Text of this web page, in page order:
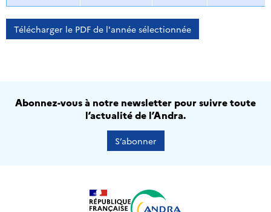
Télécharger le PDF de l'année sélectionnée
Abonnez-vous à notre newsletter pour suivre toute
l’actualité de l’Andra.
S’abonner